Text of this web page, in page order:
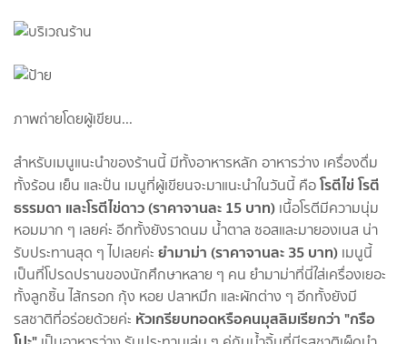
ภาพถ่ายโดยผู้เขียน...
สำหรับเมนูแนะนำของร้านนี้ มีทั้งอาหารหลัก อาหารว่าง เครื่องดื่ม
ทั้งร้อน เย็น และปั่น เมนูที่ผู้เขียนจะมาแนะนำในวันนี้ คือโรตีไข่ โรตี
ธรรมดา และโรตีไข่ดาว (ราคาจานละ 15 บาท) เนื้อโรตีมีความนุ่ม
หอมมาก ๆ เลยค่ะ อีกทั้งยังราดนม น้ำตาล ซอสและมายองเนส น่า
รับประทานสุด ๆ ไปเลยค่ะ ยำมาม่า (ราคาจานละ 35 บาท) เมนูนี้
เป็นที่โปรดปรานของนักศึกษาหลาย ๆ คน ยำมาม่าที่นี่ใส่เครื่องเยอะ
ทั้งลูกชิ้น ไส้กรอก กุ้ง หอย ปลาหมึก และผักต่าง ๆ อีกทั้งยังมี
รสชาติที่อร่อยด้วยค่ะ หัวเกรียบทอดหรือคนมุสลิมเรียกว่า "กรือ